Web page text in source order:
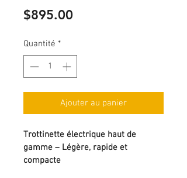
$895.00Prix
Quantité *
Ajouter au panier
Trottinette électrique haut de
gamme – Légère, rapide et
compacte